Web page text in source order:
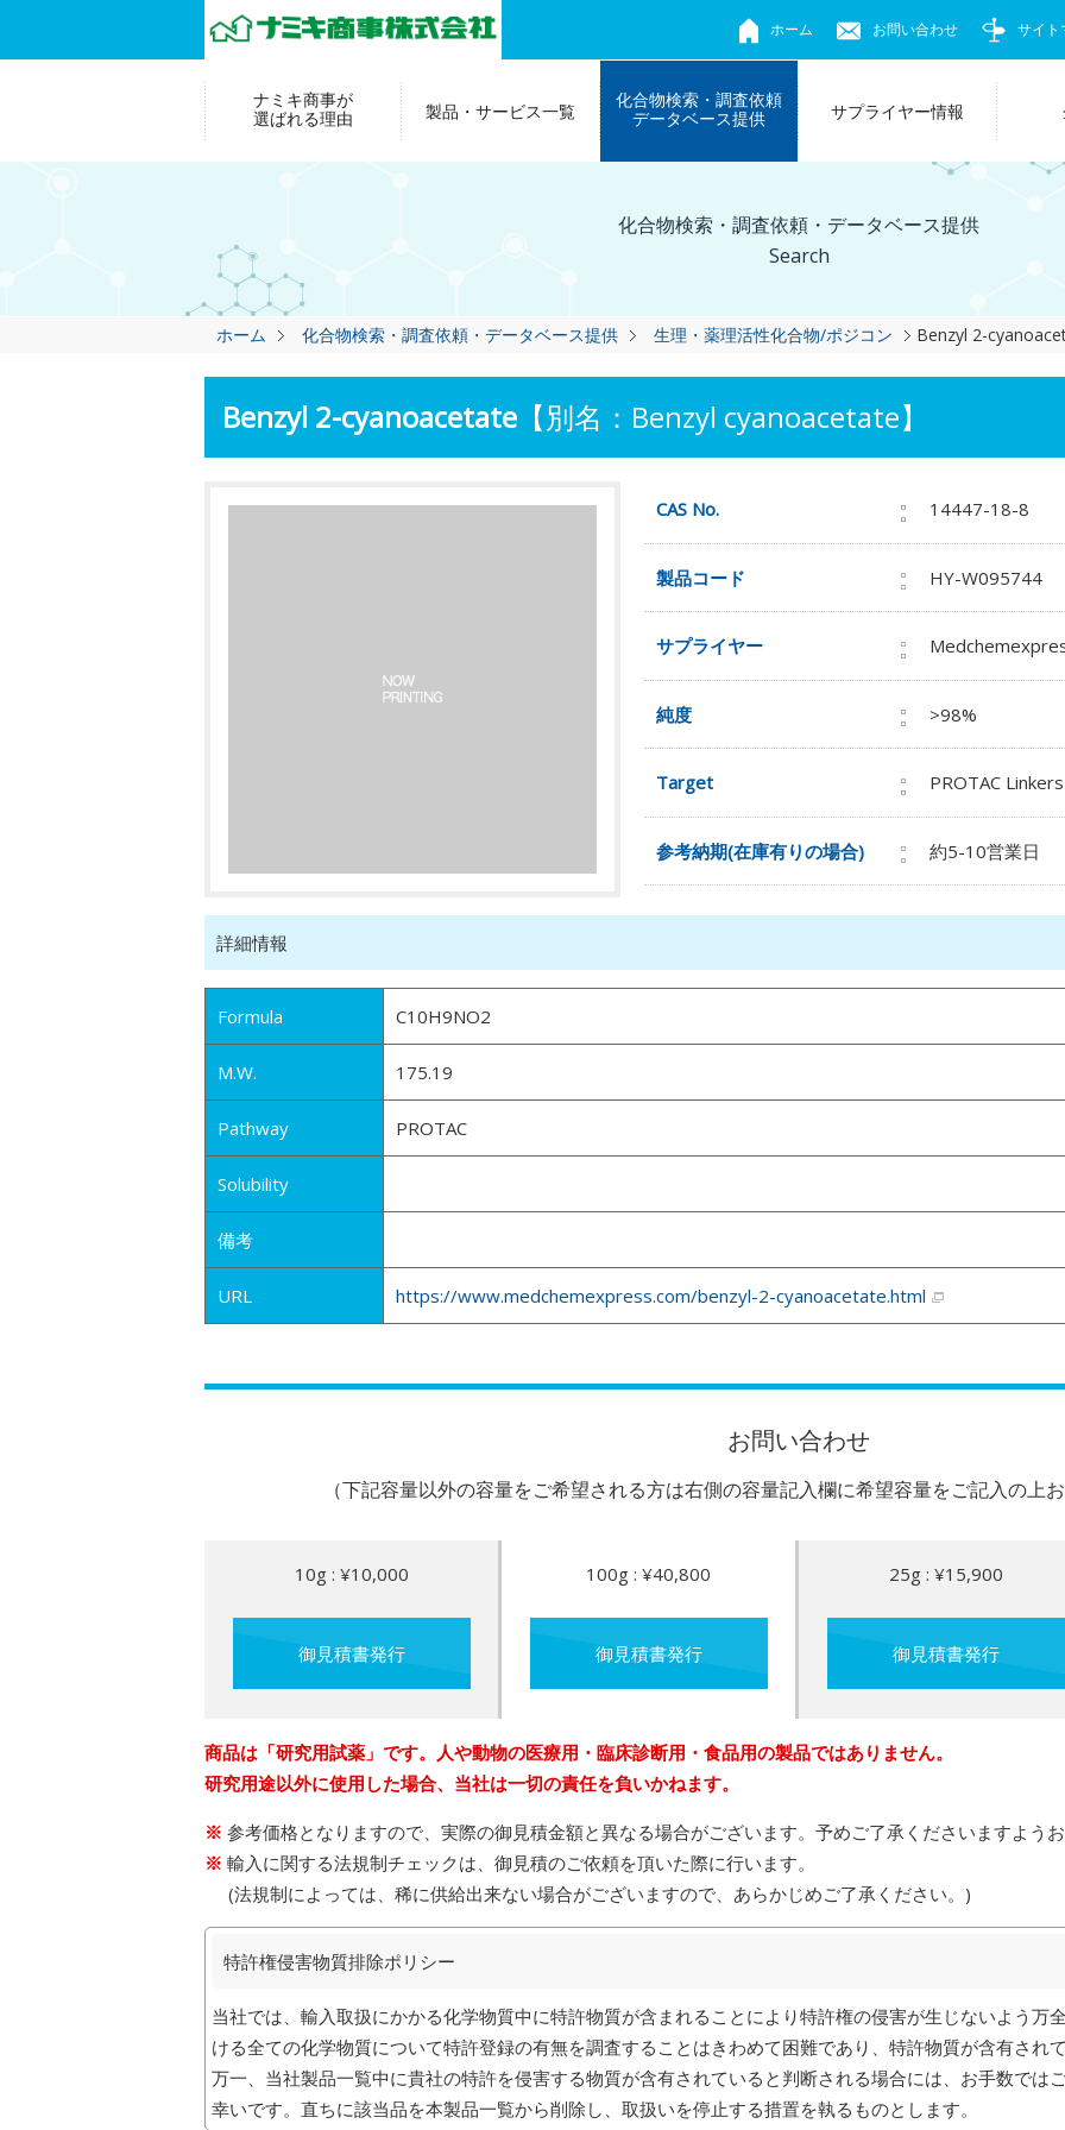
ホーム お問い合わせ サイト
ナミキ商事が
選ばれる理由
製品・サービス一覧
化合物検索・調査依頼
データベース提供
サプライヤー情報
化合物検索・調査依頼・データベース提供
Search
ホーム 化合物検索・調査依頼・データベース提供 生理・薬理活性化合物/ポジコン Benzyl 2-
Benzyl 2-cyanoacetate 【別名：Benzyl cyanoacetate】
CAS No. 14447-18-8
製品コード HY-W095744
サプライヤー
純度 >98%
Target PROTAC Linkers
参考納期(在庫有りの場合) 約5-10営業日
詳細情報
Formula C10H9NO2
M.W. 175.19
Pathway PROTAC
Solubility
備考
URL https://www.medchemexpress.com/benzyl-2-cyanoacetate.html
お問い合わせ
（下記容量以外の容量をご希望される方は右側の容量記入欄に希望容量をご記入の上
10g : ¥10,000
御見積書発行
100g : ¥40,800
御見積書発行
25g : ¥15,900
御見積書発行
商品は「研究用試薬」です。人や動物の医療用・臨床診断用・食品用の製品ではありません。
研究用途以外に使用した場合、当社は一切の責任を負いかねます。
参考価格となりますので、実際の御見積金額と異なる場合がございます。予めご了承くださいますよう
輸入に関する法規制チェックは、御見積のご依頼を頂いた際に行います。
(法規制によっては、稀に供給出来ない場合がございますので、あらかじめご了承ください。)
特許権侵害物質排除ポリシー
当社では、輸入取扱にかかる化学物質中に特許物質が含まれることにより特許権の侵害が生じないよう万
ける全ての化学物質について特許登録の有無を調査することはきわめて困難であり、特許物質が含有され
万一、当社製品一覧中に貴社の特許を侵害する物質が含有されていると判断される場合には、お手数では
幸いです。直ちに該当品を本製品一覧から削除し、取扱いを停止する措置を執るものとします。